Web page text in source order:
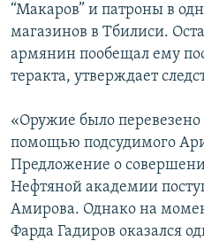
“Макаров” и патроны в
магазинов в Тбилиси.
армянин пообещал ему
теракта, утверждает
«Оружие было перевезено
помощью подсудимого
Предложение о
Нефтяной академии
Амирова. Однако на
Фарда Гадиров оказался